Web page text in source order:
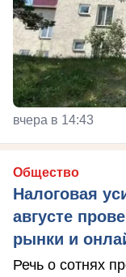
вчера в 14:43
Общество
Налоговая
августе
рынки и
Речь о сотнях